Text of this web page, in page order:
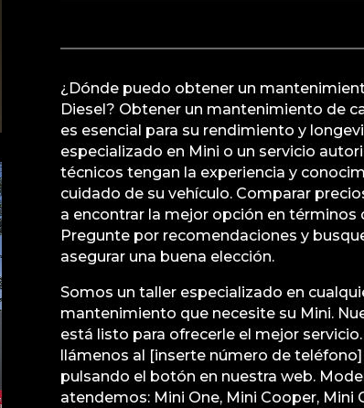
¿Dónde puedo obtener un
Diesel? Obtener un mantenimiento de
es esencial para su rendimiento y
especializado en Mini o un servicio
técnicos tengan la experiencia y
cuidado de su vehículo. Comparar
a encontrar la mejor opción en términos
Pregunte por recomendaciones y
asegurar una buena elección.
Somos un taller especializado en
mantenimiento que necesite su Mini.
está listo para ofrecerle el mejor
llámenos al [inserte número de
pulsando el botón en nuestra web.
atendemos: Mini One, Mini Cooper, Mini